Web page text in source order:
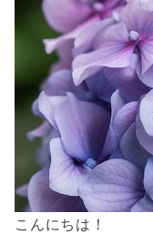
こんにちは！